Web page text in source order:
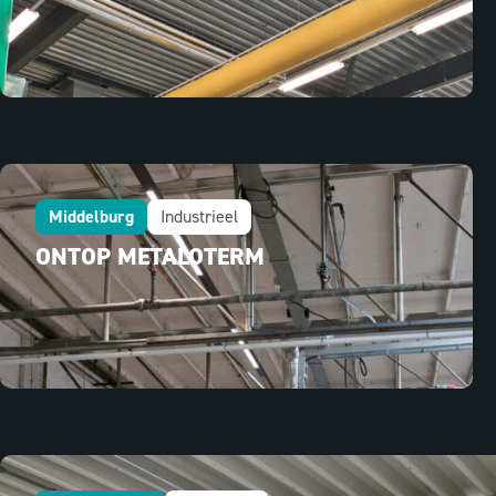
Middelburg Industrieel
ONTOP METALOTERM